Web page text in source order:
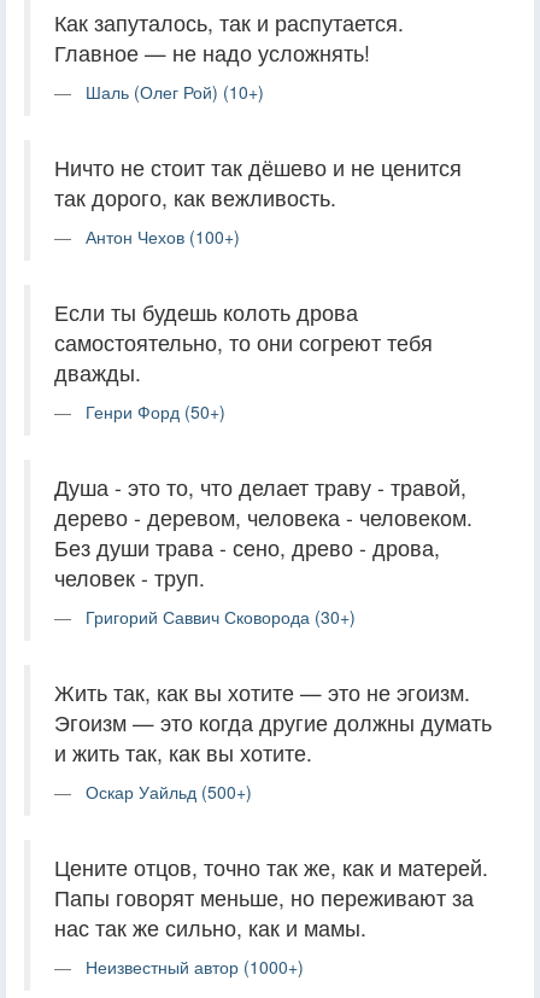
Как запуталось, так и распутается.
Главное — не надо усложнять!
Шаль (Олег Рой) (10+)
Ничто не стоит так дёшево и не ценится
так дорого, как вежливость.
Антон Чехов (100+)
Если ты будешь колоть дрова
самостоятельно, то они согреют тебя
дважды.
Генри Форд (50+)
Душа - это то, что делает траву - травой,
дерево - деревом, человека - человеком.
Без души трава - сено, древо - дрова,
человек - труп.
Григорий Саввич Сковорода (30+)
Жить так, как вы хотите — это не эгоизм.
Эгоизм — это когда другие должны думать
и жить так, как вы хотите.
Оскар Уайльд (500+)
Цените отцов, точно так же, как и матерей.
Папы говорят меньше, но переживают за
нас так же сильно, как и мамы.
Неизвестный автор (1000+)